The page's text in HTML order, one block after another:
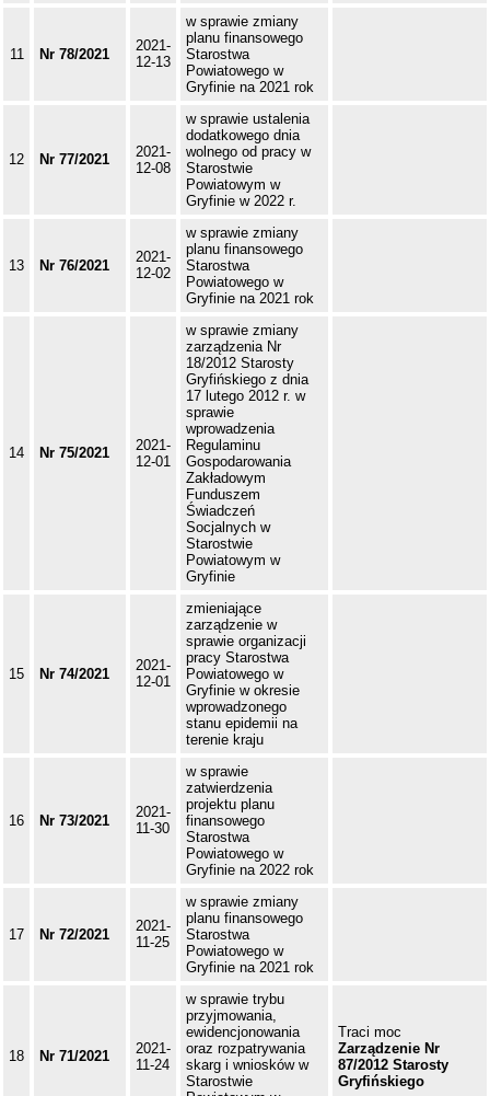
11 Nr 78/2021
2021-
12-13
w sprawie zmiany
planu finansowego
Starostwa
Powiatowego w
Gryfinie na 2021 rok
12 Nr 77/2021
2021-
12-08
w sprawie ustalenia
dodatkowego dnia
wolnego od pracy w
Starostwie
Powiatowym w
Gryfinie w 2022 r.
13 Nr 76/2021
2021-
12-02
w sprawie zmiany
planu finansowego
Starostwa
Powiatowego w
Gryfinie na 2021 rok
14 Nr 75/2021
2021-
12-01
w sprawie zmiany
zarządzenia Nr
18/2012 Starosty
Gryfińskiego z dnia
17 lutego 2012 r. w
sprawie
wprowadzenia
Regulaminu
Gospodarowania
Zakładowym
Funduszem
Świadczeń
Socjalnych w
Starostwie
Powiatowym w
Gryfinie
15 Nr 74/2021
2021-
12-01
zmieniające
zarządzenie w
sprawie organizacji
pracy Starostwa
Powiatowego w
Gryfinie w okresie
wprowadzonego
stanu epidemii na
terenie kraju
16 Nr 73/2021
2021-
11-30
w sprawie
zatwierdzenia
projektu planu
finansowego
Starostwa
Powiatowego w
Gryfinie na 2022 rok
17 Nr 72/2021
2021-
11-25
w sprawie zmiany
planu finansowego
Starostwa
Powiatowego w
Gryfinie na 2021 rok
18 Nr 71/2021
2021-
11-24
w sprawie trybu
przyjmowania,
ewidencjonowania
oraz rozpatrywania
skarg i wniosków w
Starostwie
Traci moc
Zarządzenie Nr
87/2012 Starosty
Gryfińskiego